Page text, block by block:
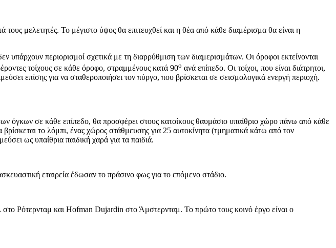
μελετητές. Το μέγιστο ύψος θα επιτευχθεί και η θέα από κάθε διαμέρισμα θα είναι η
υπάρχουν περιορισμοί σχετικά με τη διαρρύθμιση των διαμερισμάτων. Οι όροφοι εκτείνονται
τοίχους σε κάθε όροφο, στραμμένους κατά 90ο ανά επίπεδο. Οι τοίχοι, που είναι διάτρητοι,
επίσης για να σταθεροποιήσει τον πύργο, που βρίσκεται σε σεισμολογικά ενεργή περιοχή.
όγκων σε κάθε επίπεδο, θα προσφέρει στους κατοίκους θαυμάσιο υπαίθριο χώρο πάνω από κάθε
το λόμπι, ένας χώρος στάθμευσης για 25 αυτοκίνητα (τμηματικά κάτω από τον
ως υπαίθρια παιδική χαρά για τα παιδιά.
εταιρεία έδωσαν το πράσινο φως για το επόμενο στάδιο.
στο Ρότερνταμ και Hofman Dujardin στο Άμστερνταμ. Το πρώτο τους κοινό έργο είναι ο